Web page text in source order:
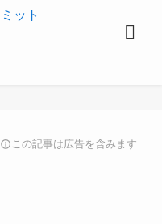
infoこの記事は広告を含みます